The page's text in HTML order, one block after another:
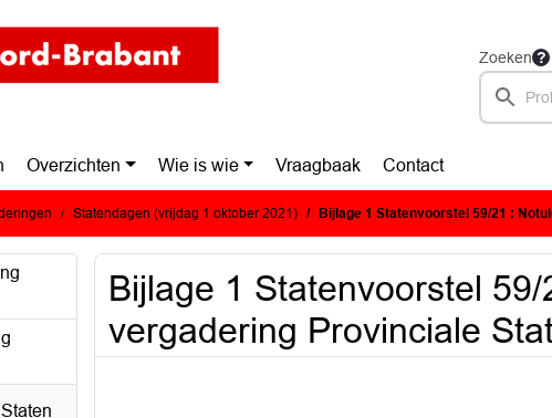
Zoeken
Overzichten Wie is wie Vraagbaak Contact
Statendagen (vrijdag 1 oktober 2021) Bijlage 1 Statenvoorstel 59/21 : Notulen
Bijlage 1 Statenvoorstel
vergadering Provinciale